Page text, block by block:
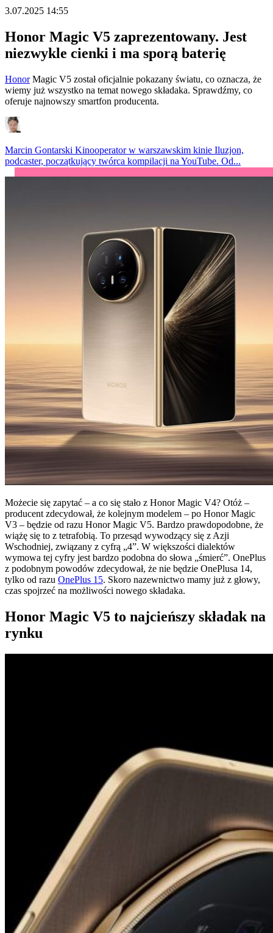
3.07.2025 14:55
Honor Magic V5 zaprezentowany. Jest
niezwykle cienki i ma sporą baterię
HonorMagic V5 został oficjalnie pokazany światu, co oznacza, że
wiemy już wszystko na temat nowego składaka. Sprawdźmy, co
oferuje najnowszy smartfon producenta.
Marcin Gontarski Kinooperator w warszawskim kinie Iluzjon,
podcaster, początkujący twórca kompilacji na YouTube. Od...
Możecie się zapytać – a co się stało z Honor Magic V4? Otóż –
producent zdecydował, że kolejnym modelem – po Honor Magic
V3 – będzie od razu Honor Magic V5. Bardzo prawdopodobne, że
wiążę się to z tetrafobią. To przesąd wywodzący się z Azji
Wschodniej, związany z cyfrą „4”. W większości dialektów
wymowa tej cyfry jest bardzo podobna do słowa „śmierć”. OnePlus
z podobnym powodów zdecydował, że nie będzie OnePlusa 14,
tylko od razu OnePlus 15. Skoro nazewnictwo mamy już z głowy,
czas spojrzeć na możliwości nowego składaka.
Honor Magic V5 to najcieńszy składak na
rynku